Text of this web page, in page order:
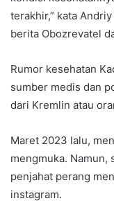
terakhir,” kata
berita Obozrevatel
Rumor kesehatan
sumber medis dan
dari Kremlin atau
Maret 2023 lalu,
mengmuka. Namun,
penjahat perang
instagram.